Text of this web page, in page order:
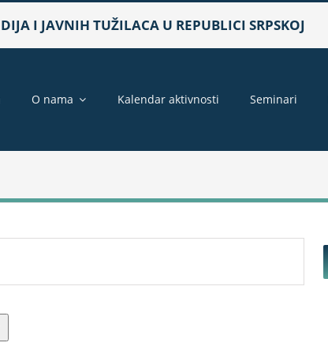
I JAVNIH TUŽILACA U REPUBLICI SRPSKOJ
O nama Kalendar aktivnosti Seminari